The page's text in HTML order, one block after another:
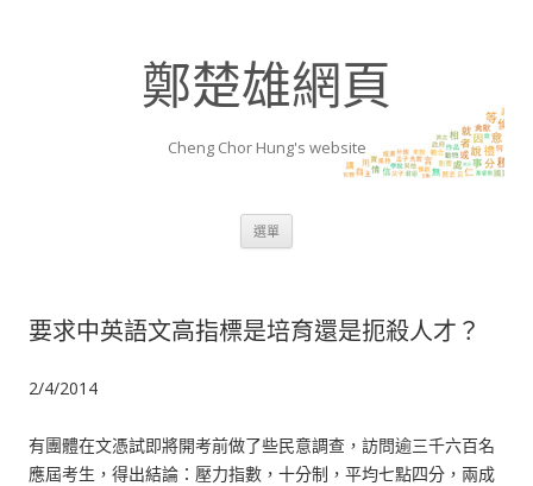
鄭楚雄網頁
Cheng Chor Hung's website
選單
要求中英語文高指標是培育還是扼殺人才？
2/4/2014
有團體在文憑試即將開考前做了些民意調查，訪問逾三千六百名
應屆考生，得出結論：壓力指數，十分制，平均七點四分，兩成